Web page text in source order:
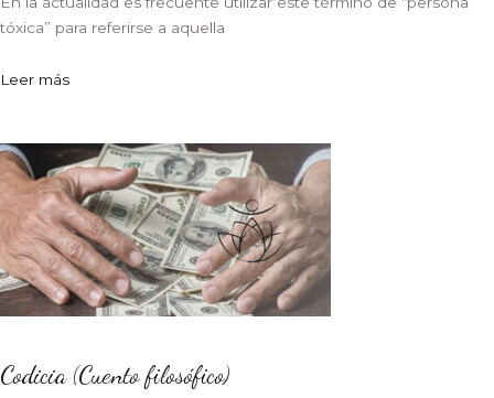
tóxica” para referirse a aquella
Leer más
Codicia (Cuento filosófico)